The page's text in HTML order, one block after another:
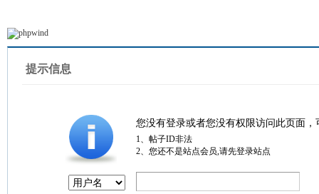
提示信息
您没有登录或者您没有权限访问此页面
1、帖子ID非法
2、您还不是站点会员,请先登录站点